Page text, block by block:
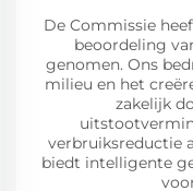
De Commissie
beoordeling
genomen. Ons
milieu en het
zakelijk
verbruiksreductie
biedt intelligente